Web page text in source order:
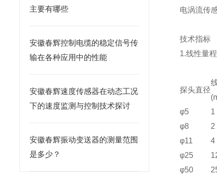
主要有哪些
安徽春辉控制电缆的稳定信号传
输在各种应用中的性能
安徽春辉速度传感器在动态工况
下的速度监测与控制技术探讨
安徽春辉振动变送器的测量范围
是多少？
电涡流
技术指标
1.线性量
探头直径
φ5
1
φ8
2
φ11
4
φ25
φ50